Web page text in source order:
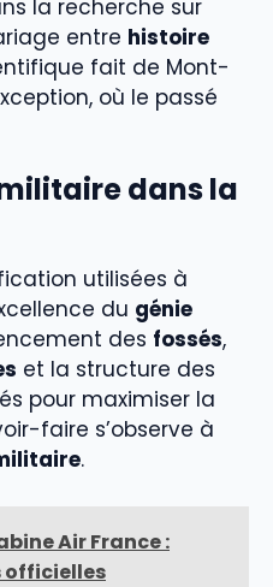
la recherche sur
entre histoire
fait de Mont-
où le passé
dans la
utilisées à
du génie
des fossés,
et la structure des
pour maximiser la
faire s’observe à
.
Air France :
officielles